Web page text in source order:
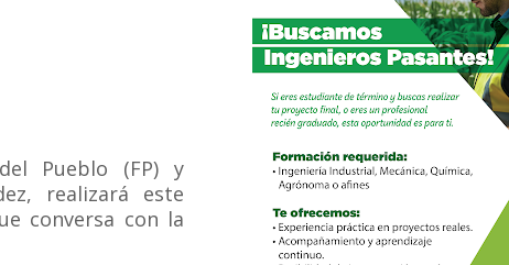
Pueblo (FP) y
realizará este
conversa con la